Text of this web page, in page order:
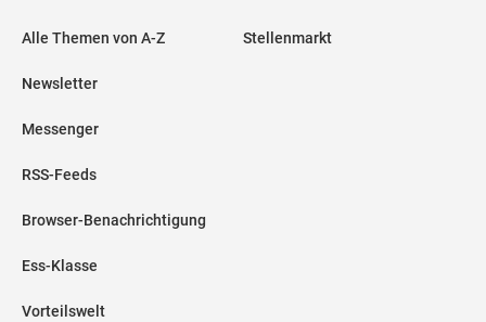
Alle Themen von A-Z
Newsletter
Messenger
RSS-Feeds
Browser-Benachrichtigung
Ess-Klasse
Vorteilswelt
Stellenmarkt